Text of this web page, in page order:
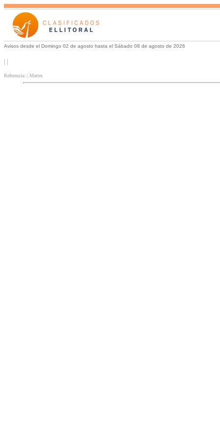
Avisos desde el Domingo 02 de agosto hasta el Sábado 08 de agosto de 2026
| |
Referencia: | Martes